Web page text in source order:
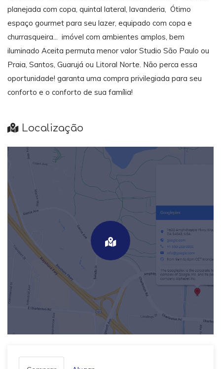
planejada com copa, quintal lateral, lavanderia, Ótimo
espaço gourmet para seu lazer, equipado com copa e
churrasqueira... imóvel com ambientes amplos, bem
iluminado Aceita permuta menor valor Studio São Paulo ou
Praia, Santos, Guarujá ou Litoral Norte. Não perca essa
oportunidade! garanta uma compra privilegiada para seu
conforto e o conforto de sua família!
Localização